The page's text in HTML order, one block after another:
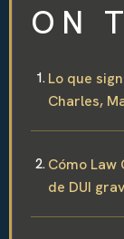
ON
Lo que
Charles,
Cómo Law
de DUI